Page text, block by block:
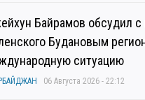
Байрамов обсудил с
Будановым
ситуацию
06 Августа 2026 - 22:12